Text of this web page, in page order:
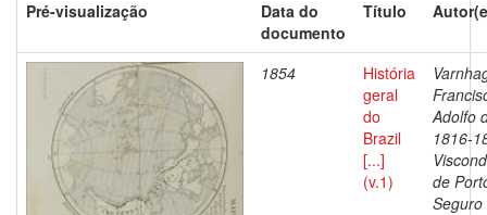
Pré-visualização
Data do
documento
Título
1854
História
geral
do
Brazil
[...]
(v.1)
Adolfo
1816-
de
Seguro